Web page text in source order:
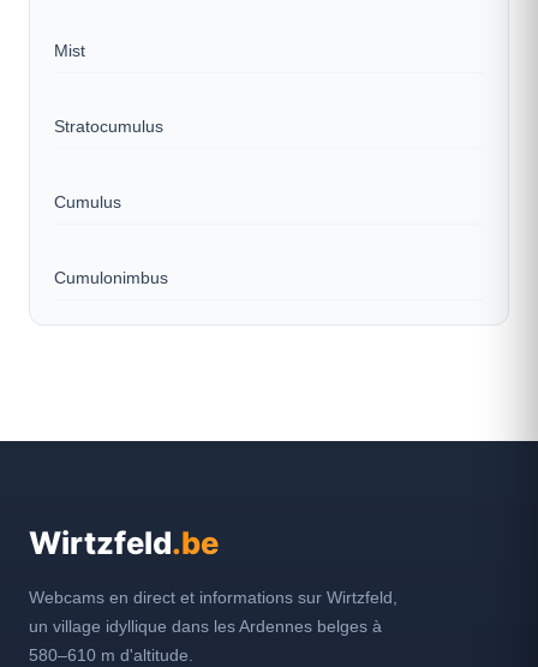
Mist
Stratocumulus
Cumulus
Cumulonimbus
Wirtzfeld.be
Webcams en direct et informations sur Wirtzfeld,
un village idyllique dans les Ardennes belges à
580–610 m d'altitude.